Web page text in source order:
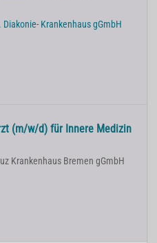
Diakonie- Krankenhaus gGmbH
(m/w/d) für Innere Medizin
Krankenhaus Bremen gGmbH